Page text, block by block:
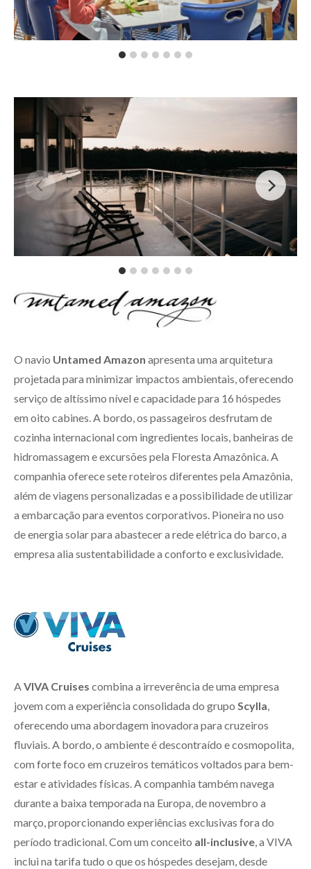
O navio Untamed Amazon apresenta uma arquitetura
projetada para minimizar impactos ambientais, oferecendo
serviço de altíssimo nível e capacidade para 16 hóspedes
em oito cabines. A bordo, os passageiros desfrutam de
cozinha internacional com ingredientes locais, banheiras de
hidromassagem e excursões pela Floresta Amazônica. A
companhia oferece sete roteiros diferentes pela Amazônia,
além de viagens personalizadas e a possibilidade de utilizar
a embarcação para eventos corporativos. Pioneira no uso
de energia solar para abastecer a rede elétrica do barco, a
empresa alia sustentabilidade a conforto e exclusividade.
AVIVA Cruises combina a irreverência de uma empresa
jovem com a experiência consolidada do grupo Scylla,
oferecendo uma abordagem inovadora para cruzeiros
fluviais. A bordo, o ambiente é descontraído e cosmopolita,
com forte foco em cruzeiros temáticos voltados para bem-
estar e atividades físicas. A companhia também navega
durante a baixa temporada na Europa, de novembro a
março, proporcionando experiências exclusivas fora do
período tradicional. Com um conceito all-inclusive, a VIVA
inclui na tarifa tudo o que os hóspedes desejam, desde